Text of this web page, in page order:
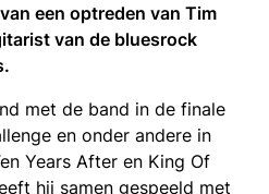
een optreden van Tim
van de bluesrock
met de band in de finale
en onder andere in
Years After en King Of
hij samen gespeeld met